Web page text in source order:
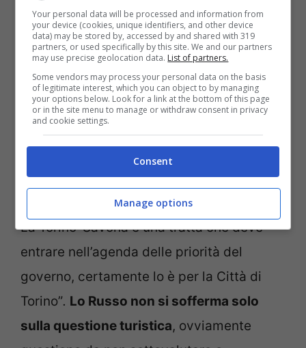
“Credo siano
parlare di nuove infrastrutture di
trasporto ferroviario veloce con la Liguria
La Torino-Savona è una tratta che deve
entrare nell’agenda delle priorità del
governo, certamente lo è per la Città di
Torino”. Lo Russo non si sofferma solo
sulla questione turistica, ovviamente
Your personal data will be processed and information from
your device (cookies, unique identifiers, and other device
data) may be stored by, accessed by and shared with 319
partners, or used specifically by this site. We and our partners
may use precise geolocation data. List of partners.
Some vendors may process your personal data on the basis
of legitimate interest, which you can object to by managing
your options below. Look for a link at the bottom of this page
or in the site menu to manage or withdraw consent in privacy
and cookie settings.
Consent
Manage options